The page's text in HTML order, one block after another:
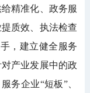
精准化、政务服
质效、执法检查
，建立健全服务
产业发展中的政
务企业“短板”、